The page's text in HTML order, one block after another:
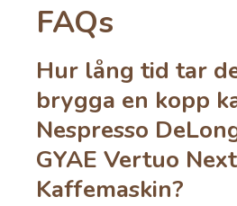
FAQs
Hur lång tid tar
brygga en kopp
Nespresso
GYAE Vertuo Next
Kaffemaskin?